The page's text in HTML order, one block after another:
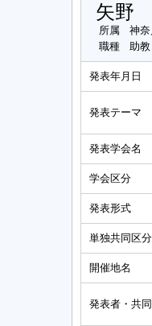
矢野
所属
神
職種
助教
発表年月日
発表テーマ
発表学会名
学会区分
発表形式
単独共同区分
開催地名
発表者・共